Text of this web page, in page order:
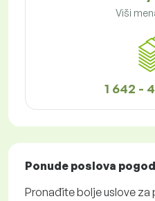
Viši
1 642 -
Ponude poslova
Pronađite bolje uslove za